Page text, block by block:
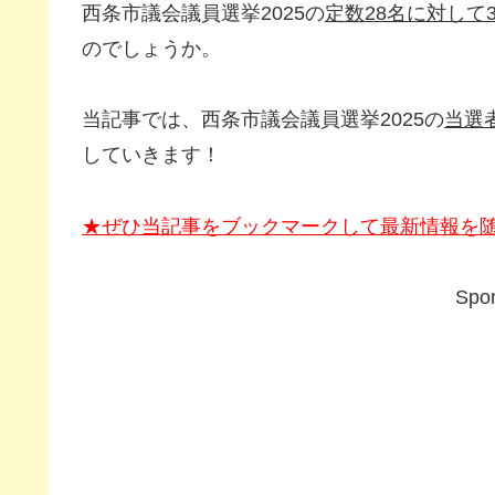
西条市議会議員選挙2025の定数28名に対して
のでしょうか。
当記事では、西条市議会議員選挙2025の当選
していきます！
★ぜひ当記事をブックマークして最新情報を